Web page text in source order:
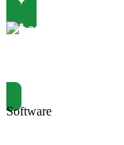
Software